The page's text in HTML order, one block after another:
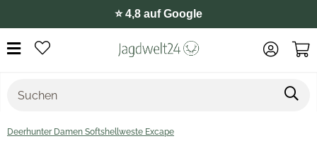
⭐️ 4,8 auf Google
Deerhunter Damen Softshellweste Excape